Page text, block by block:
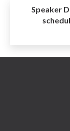
Speaker